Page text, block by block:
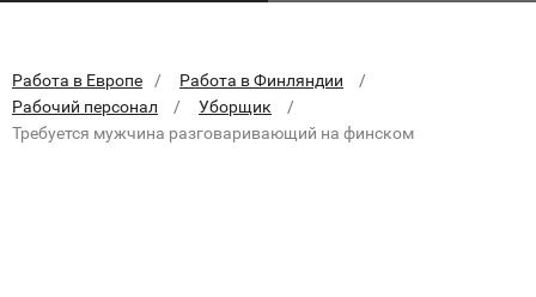
Работа в Европе
Работа в Финляндии
Рабочий персонал
Уборщик
Требуется мужчина разговаривающий на финском